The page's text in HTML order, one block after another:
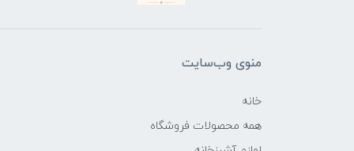
منوی وب‌سایت
خانه
همه محصولات فروشگاه